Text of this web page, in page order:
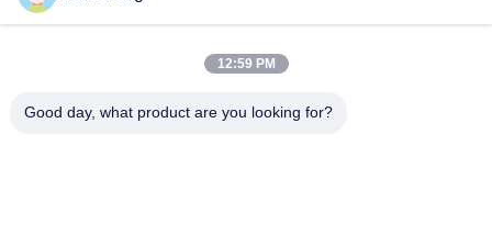
Abonnieren Sie unseren Newsletter für Rabatte und mehr.
12:59 PM
Good day, what product are you looking for?